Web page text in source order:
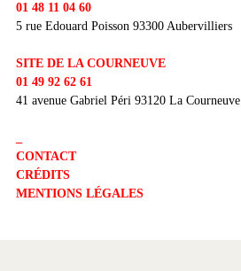
01 48 11 04 60
5 rue Edouard Poisson 93300 Aubervilliers
SITE DE LA COURNEUVE
01 49 92 62 61
41 avenue Gabriel Péri 93120 La Courneuve
CONTACT
CRÉDITS
MENTIONS LÉGALES